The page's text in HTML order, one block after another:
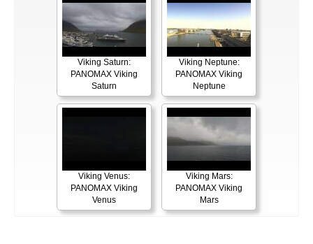
Viking Saturn:
PANOMAX Viking
Saturn
Viking Neptune:
PANOMAX Viking
Neptune
Viking Venus:
PANOMAX Viking
Venus
Viking Mars:
PANOMAX Viking
Mars